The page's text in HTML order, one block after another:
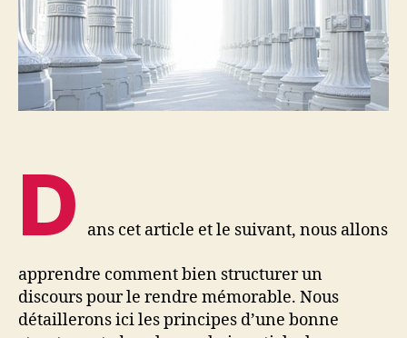
D ans cet article et le suivant, nous allons
apprendre comment bien structurer un
discours pour le rendre mémorable. Nous
détaillerons ici les principes d’une bonne